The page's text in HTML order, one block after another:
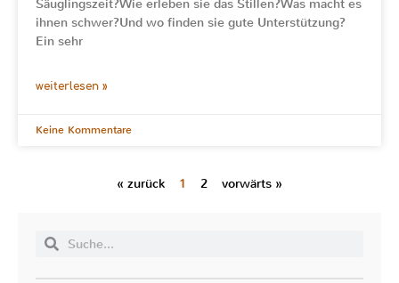
Säuglingszeit?Wie erleben sie das Stillen?Was macht es
ihnen schwer?Und wo finden sie gute Unterstützung?
Ein sehr
weiterlesen »
Keine Kommentare
« zurück 1 2 vorwärts »